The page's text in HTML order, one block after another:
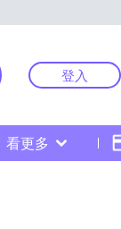
登入
看更多